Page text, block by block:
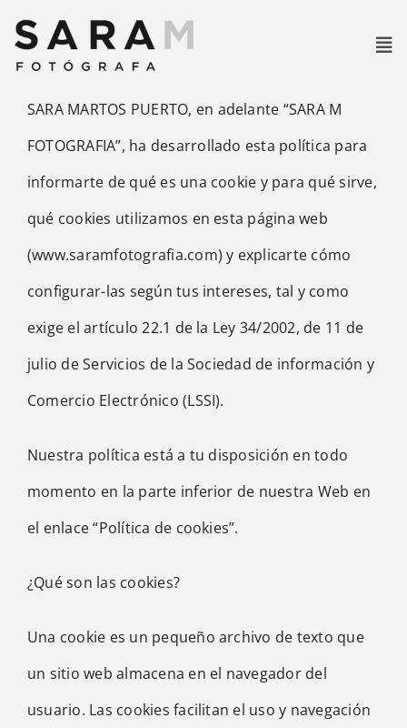
Saltar
SARA MARTOS PUERTO, en adelante “SARA M
FOTOGRAFIA”, ha desarrollado esta política para
informarte de qué es una cookie y para qué sirve,
qué cookies utilizamos en esta página web
(www.saramfotografia.com) y explicarte cómo
configurar-las según tus intereses, tal y como
exige el artículo 22.1 de la Ley 34/2002, de 11 de
julio de Servicios de la Sociedad de información y
Comercio Electrónico (LSSI).
Nuestra política está a tu disposición en todo
momento en la parte inferior de nuestra Web en
el enlace “Política de cookies”.
¿Qué son las cookies?
Una cookie es un pequeño archivo de texto que
un sitio web almacena en el navegador del
usuario. Las cookies facilitan el uso y navegación